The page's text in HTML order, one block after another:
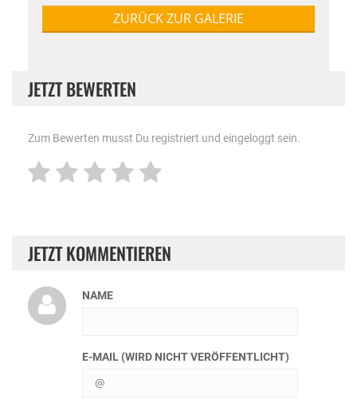
ZURÜCK ZUR GALERIE
JETZT BEWERTEN
Zum Bewerten musst Du registriert und eingeloggt sein.
JETZT KOMMENTIEREN
NAME
E-MAIL (WIRD NICHT VERÖFFENTLICHT)